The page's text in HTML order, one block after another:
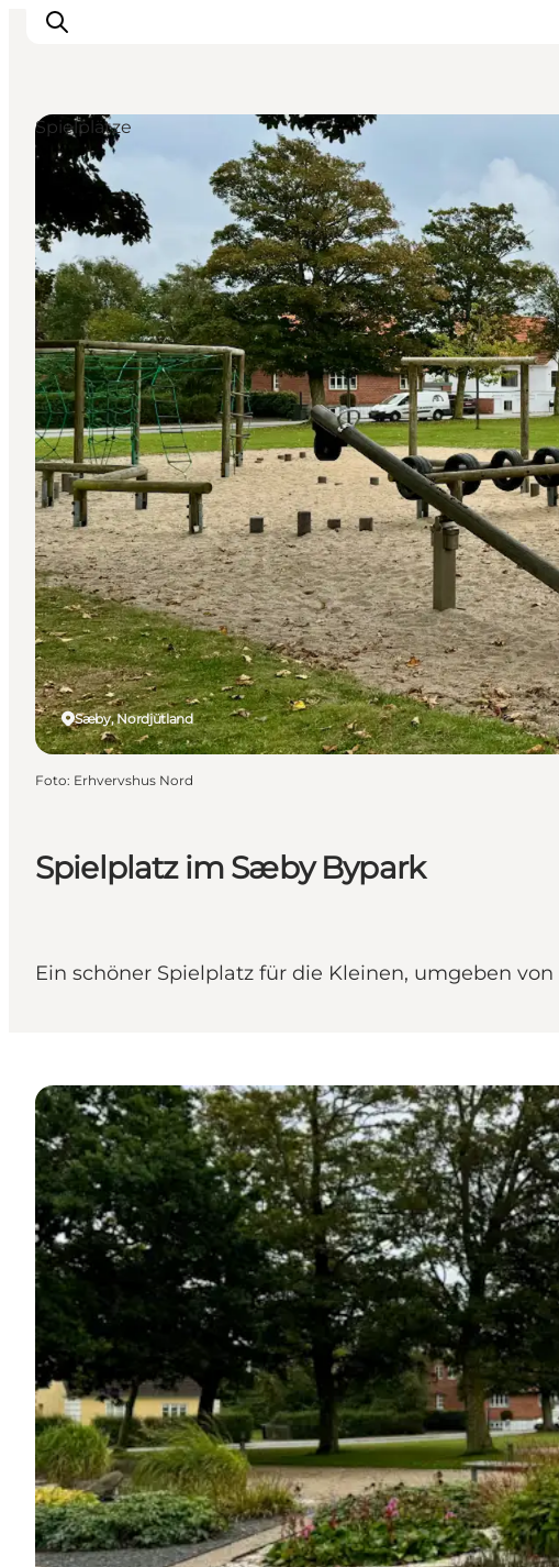
Erlebnisse
Reiseplanung
Destinationen
Guides
Veranstaltungen
Für Kinder
Spielplatz im Sæby Bypark
Ein schöner Spielplatz für die Kleinen, umgeben
Sæby, Nordjütland
Spielplätze
Foto: Erhvervshus Nord